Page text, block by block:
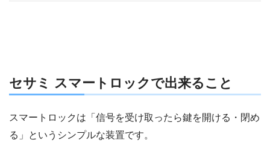
セサミ スマートロックで出来ること
スマートロックは「信号を受け取ったら鍵を開ける・閉め
る」というシンプルな装置です。